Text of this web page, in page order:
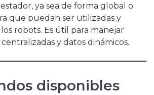
ya sea de forma global o
que puedan ser utilizadas y
robots. Es útil para manejar
y datos dinámicos.
disponibles